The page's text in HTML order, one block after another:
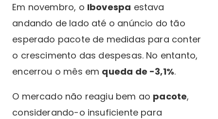
Em novembro, o Ibovespa estava
andando de lado até o anúncio do tão
esperado pacote de medidas para conter
o crescimento das despesas. No entanto,
encerrou o mês em queda de -3,1%.
O mercado não reagiu bem ao pacote,
considerando-o insuficiente para